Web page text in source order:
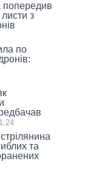
попередив
з
по
та